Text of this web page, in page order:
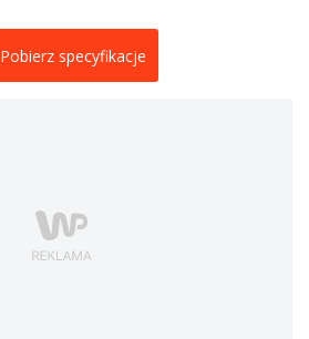
Pobierz specyfikacje